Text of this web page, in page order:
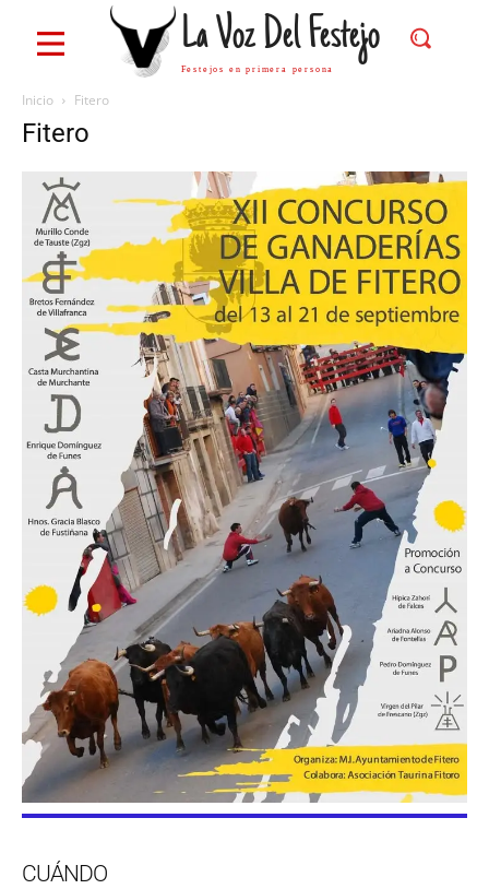
La Voz Del Festejo
Festejos en primera persona
Inicio Fitero
Fitero
CUÁNDO